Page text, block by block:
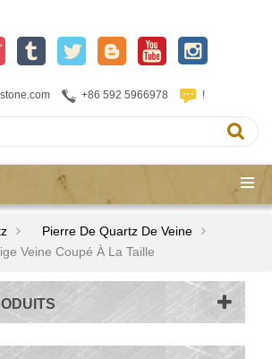
+86 592 5966978 !
Pierre De Quartz De Veine
Veine Coupé À La Taille